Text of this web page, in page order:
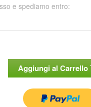
e spediamo entro:
Aggiungi al Carrello